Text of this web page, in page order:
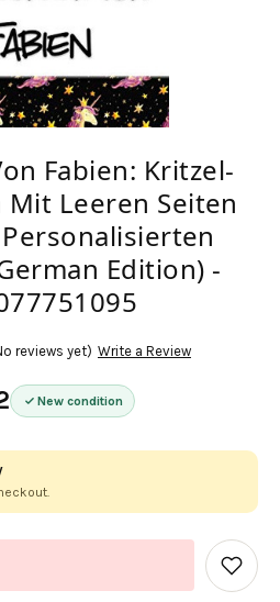
Fabien: Kritzel-
Leeren Seiten
Edition) -
New condition
reviews yet) Write a Review
Add
to